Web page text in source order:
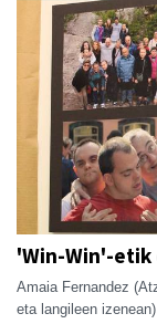
'Win-Win'-
Amaia Fernandez
eta langileen izenean)